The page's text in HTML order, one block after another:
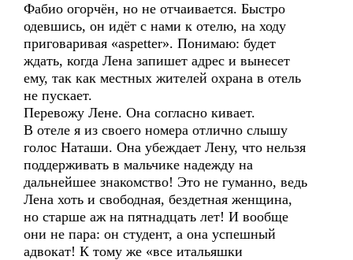
Фабио огорчён, но не отчаивается. Быстро
одевшись, он идёт с нами к отелю, на ходу
приговаривая «aspetter». Понимаю: будет
ждать, когда Лена запишет адрес и вынесет
ему, так как местных жителей охрана в отель
не пускает.
Перевожу Лене. Она согласно кивает.
В отеле я из своего номера отлично слышу
голос Наташи. Она убеждает Лену, что нельзя
поддерживать в мальчике надежду на
дальнейшее знакомство! Это не гуманно, ведь
Лена хоть и свободная, бездетная женщина,
но старше аж на пятнадцать лет! И вообще
они не пара: он студент, а она успешный
адвокат! К тому же «все итальяшки